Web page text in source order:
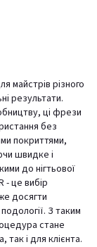
майстрів різного
результати.
ці фрези
без
покриттями,
швидке і
до нігтьової
- це вибір
досягти
З таким
стане
і для клієнта.